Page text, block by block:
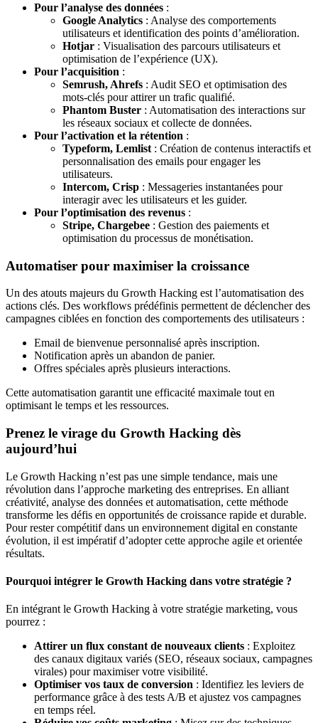
Pour l’analyse des données :
Google Analytics : Analyse des comportements
utilisateurs et identification des points d’amélioration.
Hotjar : Visualisation des parcours utilisateurs et
optimisation de l’expérience (UX).
Pour l’acquisition :
Semrush, Ahrefs : Audit SEO et optimisation des
mots-clés pour attirer un trafic qualifié.
Phantom Buster : Automatisation des interactions sur
les réseaux sociaux et collecte de données.
Pour l’activation et la rétention :
Typeform, Lemlist : Création de contenus interactifs et
personnalisation des emails pour engager les
utilisateurs.
Intercom, Crisp : Messageries instantanées pour
interagir avec les utilisateurs et les guider.
Pour l’optimisation des revenus :
Stripe, Chargebee : Gestion des paiements et
optimisation du processus de monétisation.
Automatiser pour maximiser la croissance
Un des atouts majeurs du Growth Hacking est l’automatisation des
actions clés. Des workflows prédéfinis permettent de déclencher des
campagnes ciblées en fonction des comportements des utilisateurs :
Email de bienvenue personnalisé après inscription.
Notification après un abandon de panier.
Offres spéciales après plusieurs interactions.
Cette automatisation garantit une efficacité maximale tout en
optimisant le temps et les ressources.
Prenez le virage du Growth Hacking dès
aujourd’hui
Le Growth Hacking n’est pas une simple tendance, mais une
révolution dans l’approche marketing des entreprises. En alliant
créativité, analyse des données et automatisation, cette méthode
transforme les défis en opportunités de croissance rapide et durable.
Pour rester compétitif dans un environnement digital en constante
évolution, il est impératif d’adopter cette approche agile et orientée
résultats.
Pourquoi intégrer le Growth Hacking dans votre stratégie ?
En intégrant le Growth Hacking à votre stratégie marketing, vous
pourrez :
Attirer un flux constant de nouveaux clients : Exploitez
des canaux digitaux variés (SEO, réseaux sociaux, campagnes
virales) pour maximiser votre visibilité.
Optimiser vos taux de conversion : Identifiez les leviers de
performance grâce à des tests A/B et ajustez vos campagnes
en temps réel.